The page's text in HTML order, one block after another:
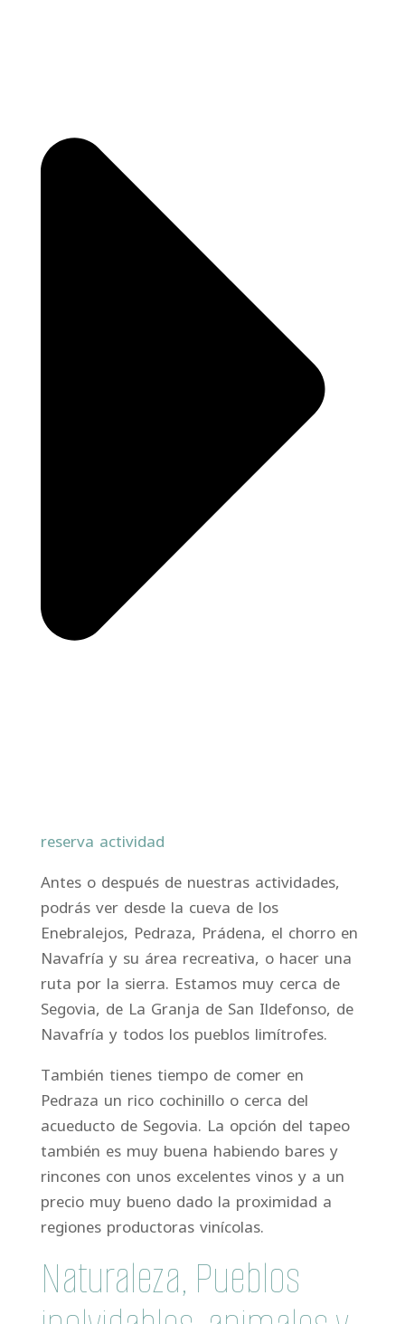
reserva actividad
Antes o después de nuestras actividades,
podrás ver desde la cueva de los
Enebralejos, Pedraza, Prádena, el chorro en
Navafría y su área recreativa, o hacer una
ruta por la sierra. Estamos muy cerca de
Segovia, de La Granja de San Ildefonso, de
Navafría y todos los pueblos limítrofes.
También tienes tiempo de comer en
Pedraza un rico cochinillo o cerca del
acueducto de Segovia. La opción del tapeo
también es muy buena habiendo bares y
rincones con unos excelentes vinos y a un
precio muy bueno dado la proximidad a
regiones productoras vinícolas.
Naturaleza, Pueblos